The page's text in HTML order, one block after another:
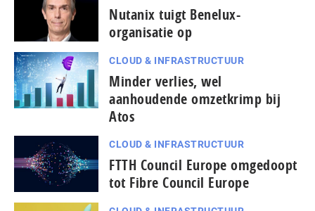
Nutanix tuigt Benelux-
organisatie op
CLOUD & INFRASTRUCTUUR
Minder verlies, wel
aanhoudende omzetkrimp bij
Atos
CLOUD & INFRASTRUCTUUR
FTTH Council Europe omgedoopt
tot Fibre Council Europe